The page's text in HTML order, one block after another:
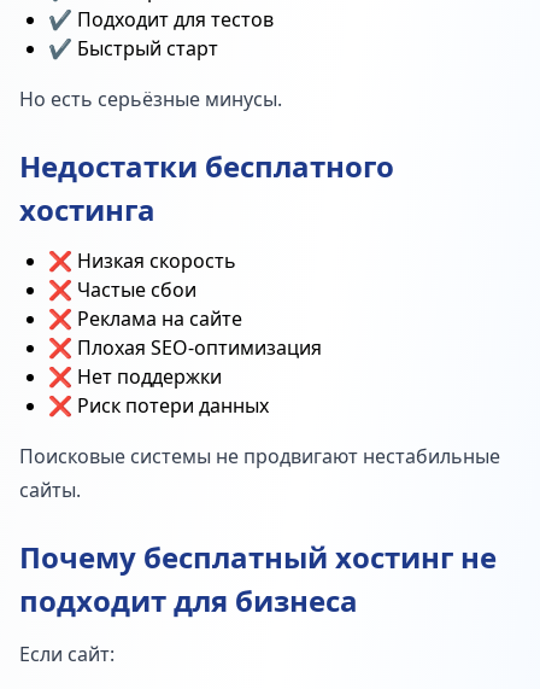
✔️ Подходит для тестов
✔️ Быстрый старт
Но есть серьёзные минусы.
Недостатки бесплатного
хостинга
❌ Низкая скорость
❌ Частые сбои
❌ Реклама на сайте
❌ Плохая SEO-оптимизация
❌ Нет поддержки
❌ Риск потери данных
Поисковые системы не продвигают нестабильные
сайты.
Почему бесплатный хостинг не
подходит для бизнеса
Если сайт: